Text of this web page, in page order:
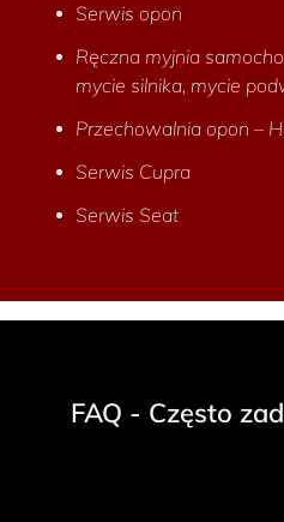
Serwis opon
Ręczna myjnia
mycie silnika, mycie
Przechowalnia opon –
Serwis Cupra
Serwis Seat
FAQ - Często